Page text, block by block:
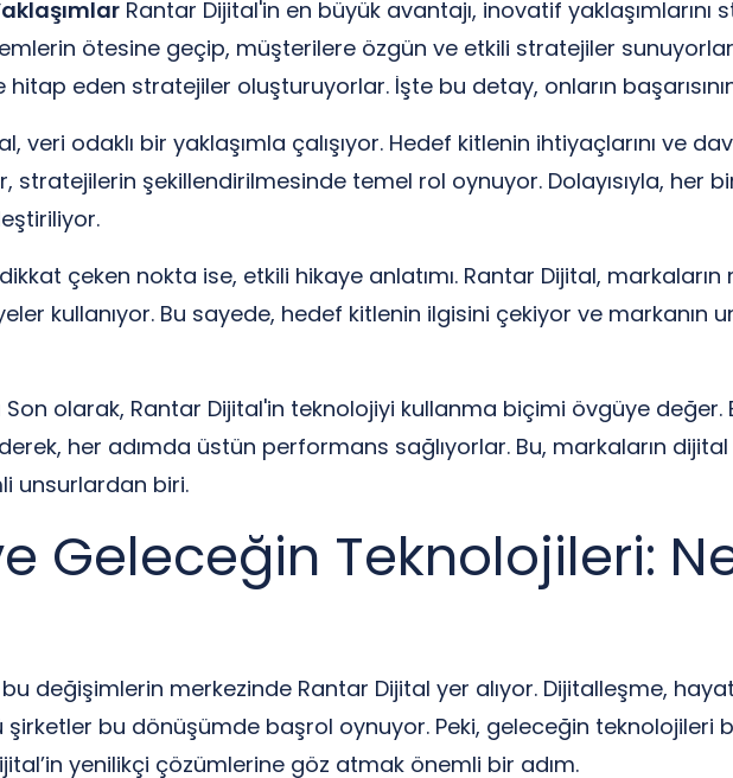
Rantar Dijital'in en büyük avantajı, inovatif
ötesine geçip, müşterilere özgün ve etkili stratejiler
eden stratejiler oluşturuyorlar. İşte bu detay, onların
veri odaklı bir yaklaşımla çalışıyor. Hedef kitlenin ihtiyaçlarını ve
stratejilerin şekillendirilmesinde temel rol oynuyor. Dolayısıyla, her
çeken nokta ise, etkili hikaye anlatımı. Rantar Dijital, markaların
kullanıyor. Bu sayede, hedef kitlenin ilgisini çekiyor ve markanın
Son olarak, Rantar Dijital'in teknolojiyi kullanma biçimi övgüye değer.
her adımda üstün performans sağlıyorlar. Bu, markaların dijital
unsurlardan biri.
Geleceğin Teknolojileri:
değişimlerin merkezinde Rantar Dijital yer alıyor. Dijitalleşme,
bu dönüşümde başrol oynuyor. Peki, geleceğin teknolojileri
yenilikçi çözümlerine göz atmak önemli bir adım.